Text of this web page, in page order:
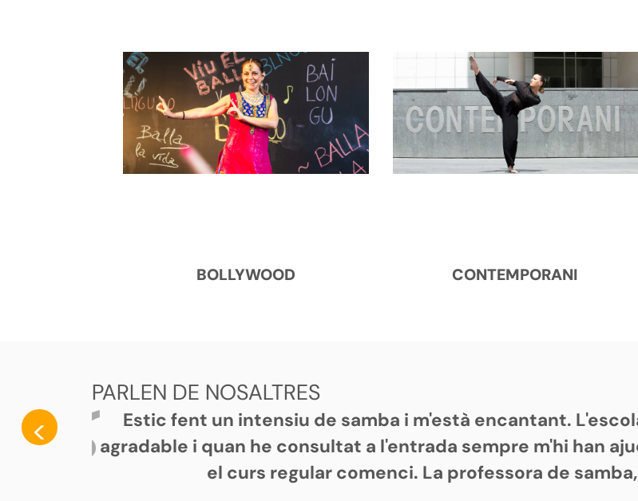
BOLLYWOOD CONTEMPORANI
PARLEN DE NOSALTRES
<
Estic fent un intensiu de samba i m'està encantant.
agradable i quan he consultat a l'entrada sempre m'hi han
el curs regular comenci. La professora de